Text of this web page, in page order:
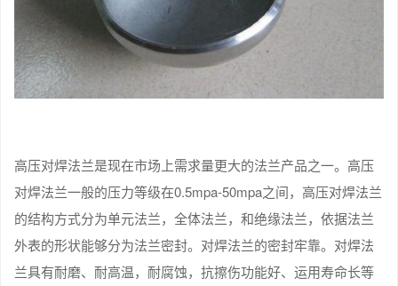
高压对焊法兰是现在市场上需求量更大的法兰产品之一。高压
对焊法兰一般的压力等级在0.5mpa-50mpa之间，高压对焊法兰
的结构方式分为单元法兰，全体法兰，和绝缘法兰，依据法兰
外表的形状能够分为法兰密封。对焊法兰的密封牢靠。对焊法
兰具有耐磨、耐高温，耐腐蚀，抗擦伤功能好、运用寿命长等